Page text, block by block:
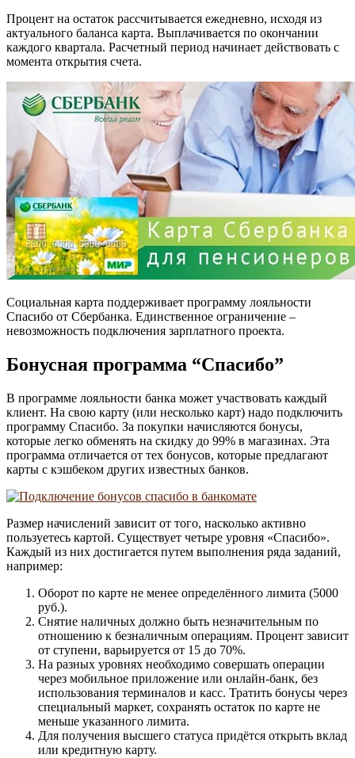
Процент на остаток рассчитывается ежедневно, исходя из
актуального баланса карта. Выплачивается по окончании
каждого квартала. Расчетный период начинает действовать с
момента открытия счета.
Социальная карта поддерживает программу лояльности
Спасибо от Сбербанка. Единственное ограничение –
невозможность подключения зарплатного проекта.
Бонусная программа “Спасибо”
В программе лояльности банка может участвовать каждый
клиент. На свою карту (или несколько карт) надо подключить
программу Спасибо. За покупки начисляются бонусы,
которые легко обменять на скидку до 99% в магазинах. Эта
программа отличается от тех бонусов, которые предлагают
карты с кэшбеком других известных банков.
Размер начислений зависит от того, насколько активно
пользуетесь картой. Существует четыре уровня «Спасибо».
Каждый из них достигается путем выполнения ряда заданий,
например:
Оборот по карте не менее определённого лимита (5000
руб.).
Снятие наличных должно быть незначительным по
отношению к безналичным операциям. Процент зависит
от ступени, варьируется от 15 до 70%.
На разных уровнях необходимо совершать операции
через мобильное приложение или онлайн-банк, без
использования терминалов и касс. Тратить бонусы через
специальный маркет, сохранять остаток по карте не
меньше указанного лимита.
Для получения высшего статуса придётся открыть вклад
или кредитную карту.